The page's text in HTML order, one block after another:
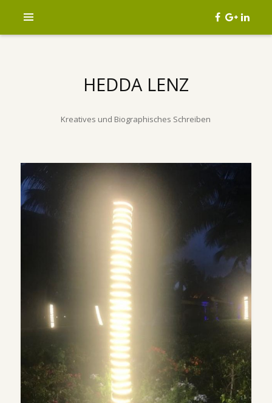
HEDDA LENZ
Kreatives und Biographisches Schreiben